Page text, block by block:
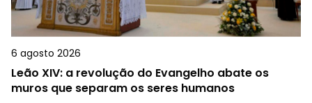
6 agosto 2026
Leão XIV: a revolução do Evangelho abate os
muros que separam os seres humanos